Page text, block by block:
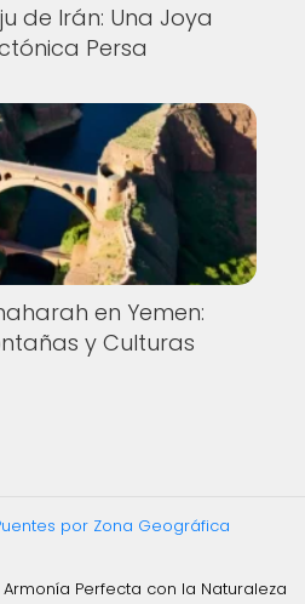
de Irán: Una Joya
Persa
en Yemen:
y Culturas
por Zona Geográfica
Perfecta con la Naturaleza